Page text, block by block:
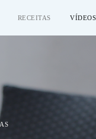
RECEITAS VÍDEOS